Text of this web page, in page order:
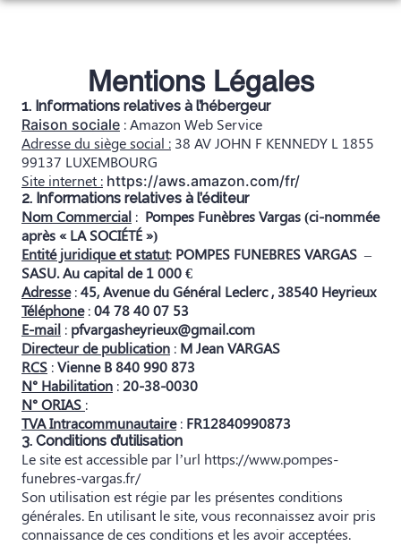
Aller
ORGANISER DES OBSÈQUES
PRÉVOIR SES OBSÈQUES
MONUMENTS FUNÉRAIRES
SERVICES AUX FAMILLES
NOTRE AGENCE
NOTRE CHAMBRE FUNERAIRE
NOS TARIFS
ESPACES HOMMAGES
PLAQUES PERSONNALISEES
URNES PERSONALISEES
Mentions Légales
1. Informations relatives à l’hébergeur
Raison sociale : Amazon Web Service
Adresse du siège social : 38 AV JOHN F KENNEDY L 1855
99137 LUXEMBOURG
Site internet : https://aws.amazon.com/fr/
2. Informations relatives à l’éditeur
Nom Commercial : Pompes Funèbres Vargas (ci-nommée
après « LA SOCIÉTÉ »)
Entité juridique et statut: POMPES FUNEBRES VARGAS –
SASU. Au capital de 1 000 €
Adresse:45, Avenue du Général Leclerc , 38540 Heyrieux
Téléphone:04 78 40 07 53
E-mail : pfvargasheyrieux@gmail.com
Directeur de publication : M Jean VARGAS
RCS :Vienne B 840 990 873
N° Habilitation :20-38-0030
N° ORIAS :
TVA Intracommunautaire: FR12840990873
3. Conditions d’utilisation
Le site est accessible par l’url https://www.pompes-
funebres-vargas.fr/
Son utilisation est régie par les présentes conditions
générales. En utilisant le site, vous reconnaissez avoir pris
connaissance de ces conditions et les avoir acceptées.